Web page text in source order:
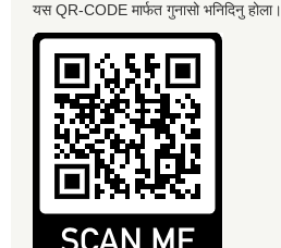
यस QR-CODE मार्फत गुनासो भनिदिनु होला।